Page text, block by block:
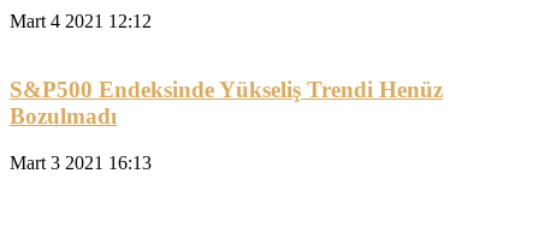
Mart 4 2021 12:12
S&P500 Endeksinde Yükseliş Trendi Henüz
Bozulmadı
Mart 3 2021 16:13